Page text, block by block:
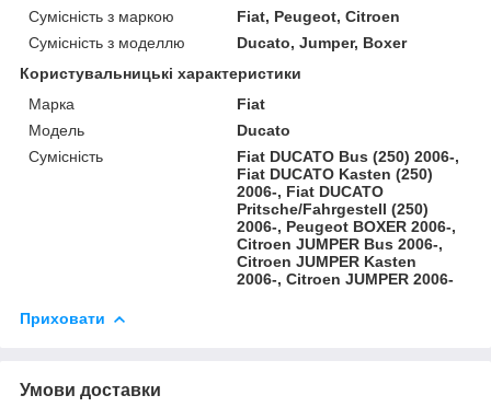
Сумісність з маркою
Fiat, Peugeot, Citroen
Сумісність з моделлю
Ducato, Jumper, Boxer
Користувальницькі характеристики
Марка
Fiat
Модель
Ducato
Сумісність
Fiat DUCATO Bus (250) 2006-,
Fiat DUCATO Kasten (250)
2006-, Fiat DUCATO
Pritsche/Fahrgestell (250)
2006-, Peugeot BOXER 2006-,
Citroen JUMPER Bus 2006-,
Citroen JUMPER Kasten
2006-, Citroen JUMPER 2006-
Приховати
Умови доставки